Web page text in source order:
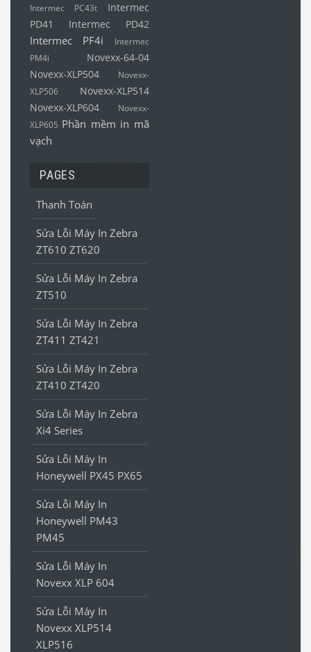
Intermec PC43t
Intermec
PD41
Intermec PD42
Intermec PF4i
Intermec
PM4i
Novexx-64-04
Novexx-XLP504
Novexx-
XLP506
Novexx-XLP514
Novexx-XLP604
Novexx-
XLP605 Phần mềm in mã
vạch
PAGES
Thanh Toán
Sửa Lỗi Máy In Zebra
ZT610 ZT620
Sửa Lỗi Máy In Zebra
ZT510
Sửa Lỗi Máy In Zebra
ZT411 ZT421
Sửa Lỗi Máy In Zebra
ZT410 ZT420
Sửa Lỗi Máy In Zebra
Xi4 Series
Sửa Lỗi Máy In
Honeywell PX45 PX65
Sửa Lỗi Máy In
Honeywell PM43
PM45
Sửa Lỗi Máy In
Novexx XLP 604
Sửa Lỗi Máy In
Novexx XLP514
XLP516